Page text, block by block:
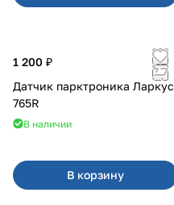
1 200 ₽
Датчик парктроника Ларкус
765R
В наличии
В корзину